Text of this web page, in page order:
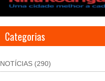
Categorias
NOTÍCIAS (290)